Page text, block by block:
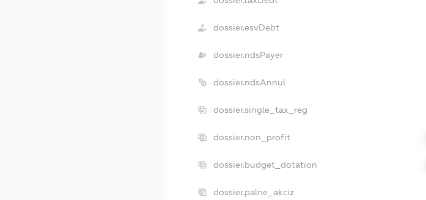
dossier.esvDebt
dossier.ndsPayer
dossier.ndsAnnul
dossier.single_tax_reg
dossier.non_profit
dossier.budget_dotation
dossier.palne_akciz